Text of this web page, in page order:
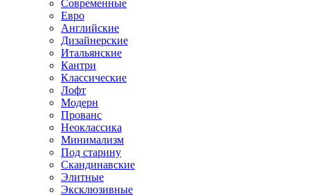
Современные
Евро
Английские
Дизайнерские
Итальянские
Кантри
Классические
Лофт
Модерн
Прованс
Неоклассика
Минимализм
Под старину
Скандинавские
Элитные
Эксклюзивные